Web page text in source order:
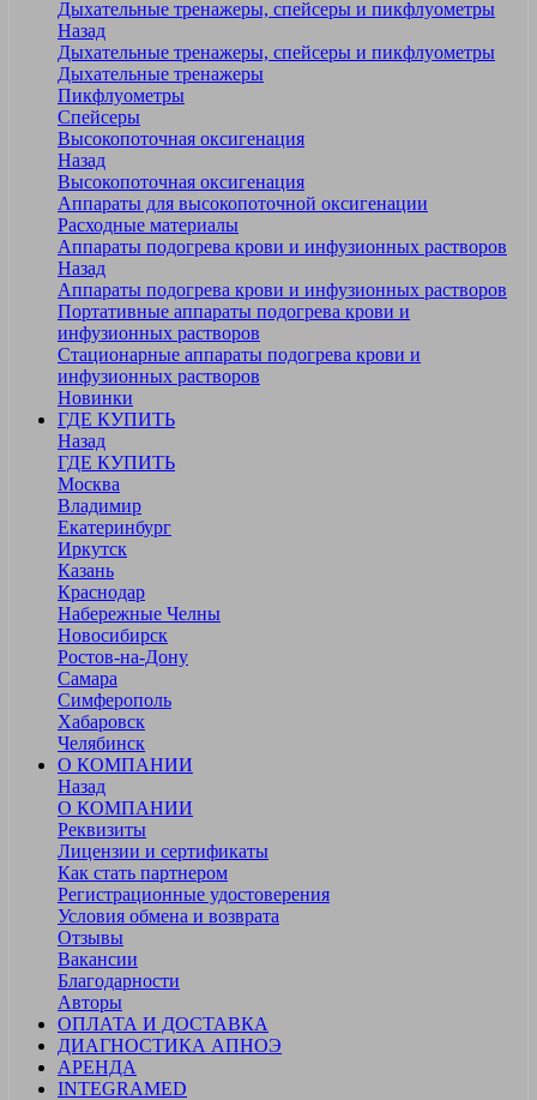
Дыхательные тренажеры, спейсеры и пикфлуометры
Назад
Дыхательные тренажеры, спейсеры и пикфлуометры
Дыхательные тренажеры
Пикфлуометры
Спейсеры
Высокопоточная оксигенация
Назад
Высокопоточная оксигенация
Аппараты для высокопоточной оксигенации
Расходные материалы
Аппараты подогрева крови и инфузионных растворов
Назад
Аппараты подогрева крови и инфузионных растворов
Портативные аппараты подогрева крови и
инфузионных растворов
Стационарные аппараты подогрева крови и
инфузионных растворов
Новинки
ГДЕ КУПИТЬ
Назад
ГДЕ КУПИТЬ
Москва
Владимир
Екатеринбург
Иркутск
Казань
Краснодар
Набережные Челны
Новосибирск
Ростов-на-Дону
Самара
Симферополь
Хабаровск
Челябинск
О КОМПАНИИ
Назад
О КОМПАНИИ
Реквизиты
Лицензии и сертификаты
Как стать партнером
Регистрационные удостоверения
Условия обмена и возврата
Отзывы
Вакансии
Благодарности
Авторы
ОПЛАТА И ДОСТАВКА
ДИАГНОСТИКА АПНОЭ
АРЕНДА
INTEGRAMED